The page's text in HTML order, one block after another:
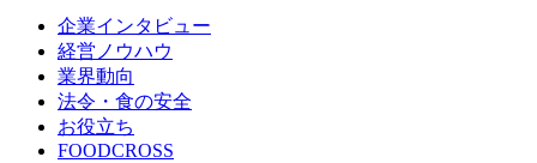
企業インタビュー
経営ノウハウ
業界動向
法令・食の安全
お役立ち
FOODCROSS